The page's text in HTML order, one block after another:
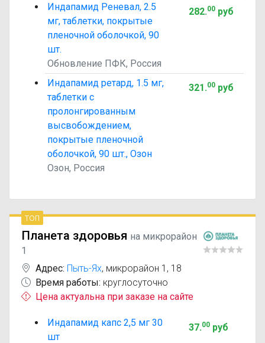
Индапамид Реневал, 2.5
мг, таблетки, покрытые
пленочной оболочкой, 90
шт.
Обновление ПФК, Россия
282.00руб
Индапамид ретард, 1.5 мг,
таблетки с
пролонгированным
высвобождением,
покрытые пленочной
оболочкой, 90 шт., Озон
Озон, Россия
321.00руб
топ
Планета здоровья на микрорайон
1
Адрес: Пыть-Ях, микрорайон 1, 18
Время работы: круглосуточно
Цена актуальна при заказе на сайте
Индапамид капс 2,5 мг 30
шт
37.00руб